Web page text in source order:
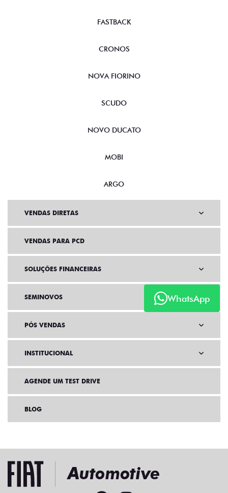
WhatsApp
FASTBACK
CRONOS
NOVA FIORINO
SCUDO
NOVO DUCATO
MOBI
ARGO
VENDAS DIRETAS
VENDAS PARA PCD
SOLUÇÕES FINANCEIRAS
SEMINOVOS
PÓS VENDAS
INSTITUCIONAL
AGENDE UM TEST DRIVE
BLOG